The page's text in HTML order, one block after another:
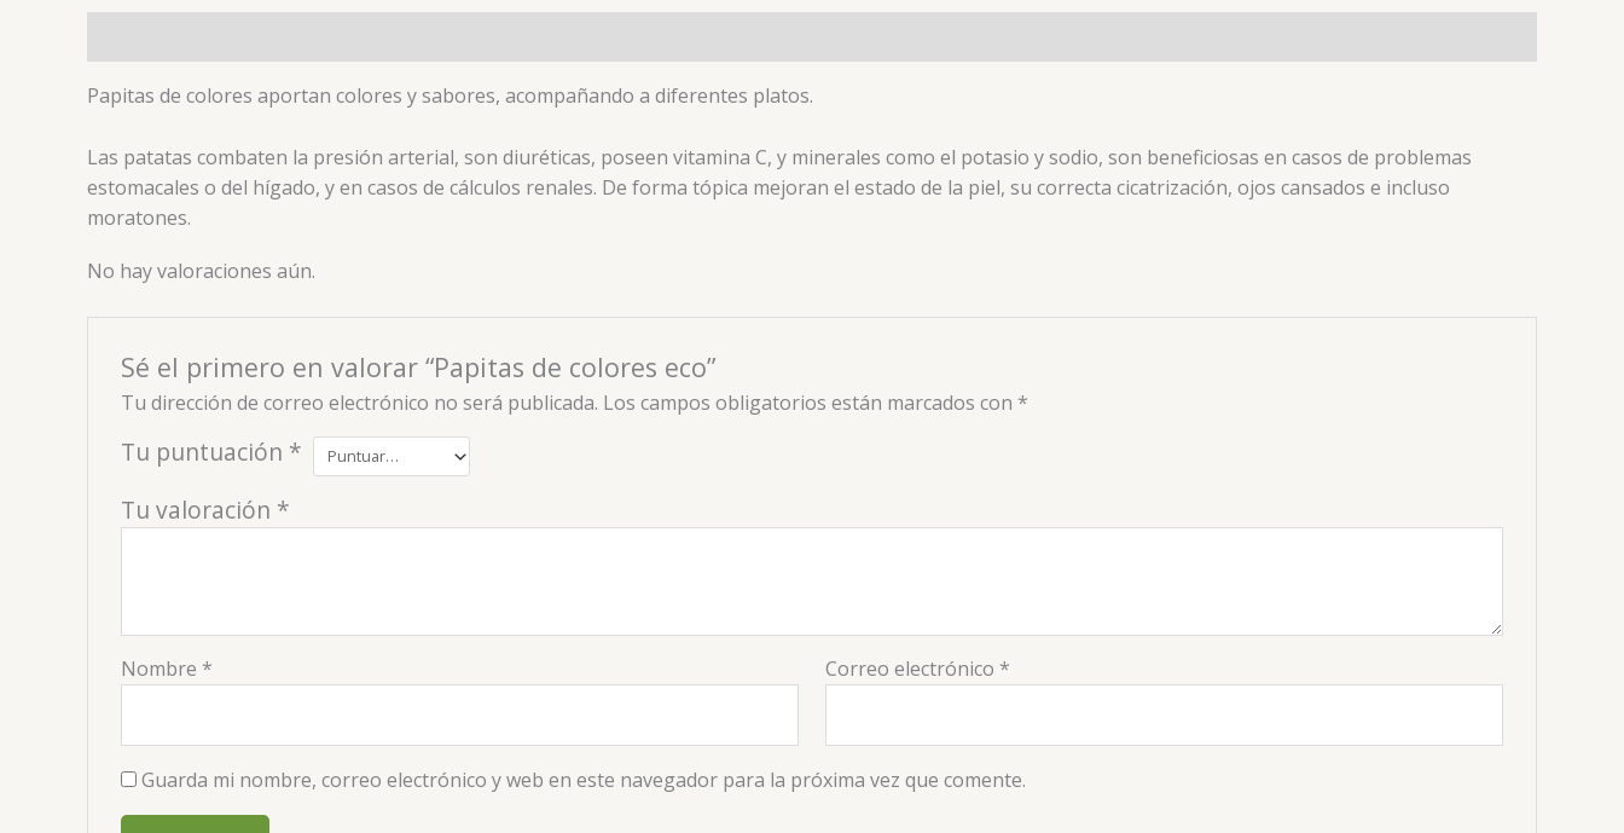
Papitas de colores aportan colores y sabores, acompañando a diferentes platos.
Las patatas combaten la presión arterial, son diuréticas, poseen vitamina C, y minerales como el potasio y sodio, son beneficiosas en casos de problemas
estomacales o del hígado, y en casos de cálculos renales. De forma tópica mejoran el estado de la piel, su correcta cicatrización, ojos cansados e incluso
moratones.
No hay valoraciones aún.
Sé el primero en valorar “Papitas de colores eco”
Tu dirección de correo electrónico no será publicada. Los campos obligatorios están marcados con *
Tu puntuación *
Tu valoración *
Nombre * Correo electrónico *
Guarda mi nombre, correo electrónico y web en este navegador para la próxima vez que comente.